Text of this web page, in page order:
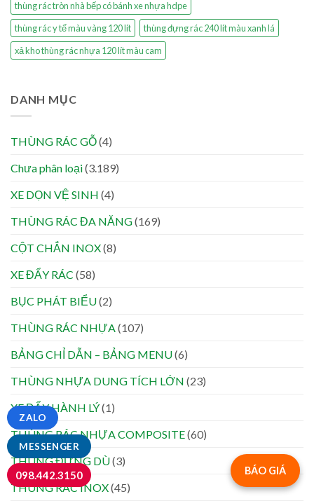
thùng rác tròn nhà bếp có bánh xe nhựa hdpe
thùng rác y tế màu vàng 120 lít
thùng đựng rác 240 lít màu xanh lá
xả kho thùng rác nhựa 120 lít màu cam
DANH MỤC
THÙNG RÁC GỖ(4)
Chưa phân loại(3.189)
XE DỌN VỆ SINH (4)
THÙNG RÁC ĐA NĂNG(169)
CỘT CHẮN INOX(8)
XE ĐẨY RÁC (58)
BỤC PHÁT BIỂU(2)
THÙNG RÁC NHỰA(107)
BẢNG CHỈ DẪN – BẢNG MENU(6)
THÙNG NHỰA DUNG TÍCH LỚN (23)
XE ĐẨY HÀNH LÝ(1)
THÙNG RÁC NHỰA COMPOSITE(60)
THÙNG ĐỰNG DÙ(3)
THÙNG RÁC INOX(45)
BÁO GIÁ
MESSENGER
ZALO
098.442.3150